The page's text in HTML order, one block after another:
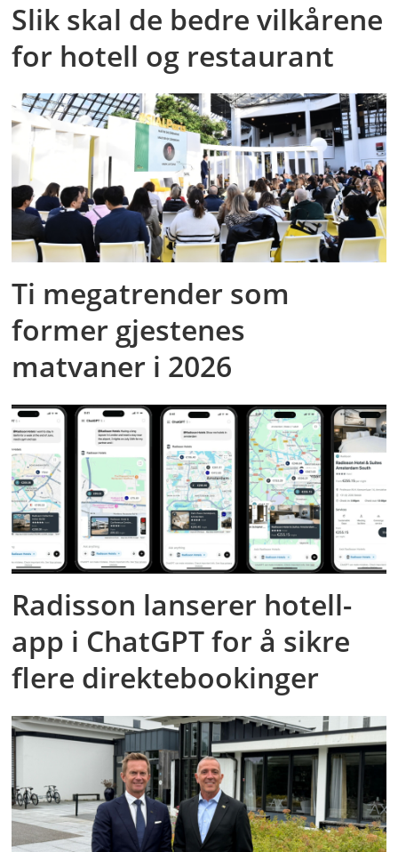
Slik skal de bedre vilkårene
for hotell og restaurant
Ti megatrender som
former gjestenes
matvaner i 2026
Radisson lanserer hotell-
app i ChatGPT for å sikre
flere direktebookinger